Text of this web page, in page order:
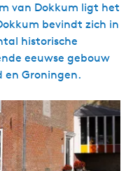
van Dokkum ligt het
bevindt zich in
historische
eeuwse gebouw
en Groningen.